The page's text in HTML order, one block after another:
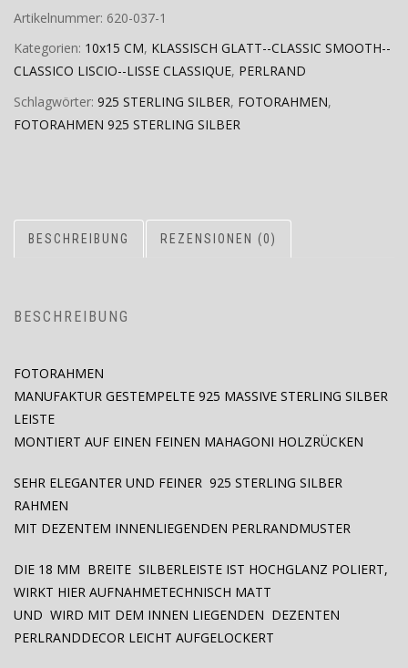
Artikelnummer: 620-037-1
Kategorien: 10x15 CM, KLASSISCH GLATT--CLASSIC SMOOTH--
CLASSICO LISCIO--LISSE CLASSIQUE, PERLRAND
Schlagwörter: 925 STERLING SILBER, FOTORAHMEN,
FOTORAHMEN 925 STERLING SILBER
BESCHREIBUNG REZENSIONEN (0)
BESCHREIBUNG
FOTORAHMEN
MANUFAKTUR GESTEMPELTE 925 MASSIVE STERLING SILBER
LEISTE
MONTIERT AUF EINEN FEINEN MAHAGONI HOLZRÜCKEN
SEHR ELEGANTER UND FEINER 925 STERLING SILBER
RAHMEN
MIT DEZENTEM INNENLIEGENDEN PERLRANDMUSTER
DIE 18 MM BREITE SILBERLEISTE IST HOCHGLANZ POLIERT,
WIRKT HIER AUFNAHMETECHNISCH MATT
UND WIRD MIT DEM INNEN LIEGENDEN DEZENTEN
PERLRANDDECOR LEICHT AUFGELOCKERT